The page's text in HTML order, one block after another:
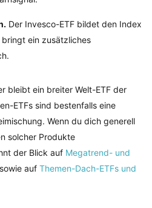
Der Invesco-ETF bildet den Index
ein zusätzliches
bleibt ein breiter Welt-ETF der
ETFs sind bestenfalls eine
Wenn du dich generell
solcher Produkte
der Blick auf Megatrend- und
sowie auf Themen-Dach-ETFs und